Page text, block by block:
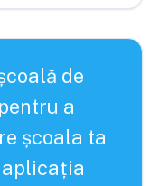
de
a
școala ta
aplicația